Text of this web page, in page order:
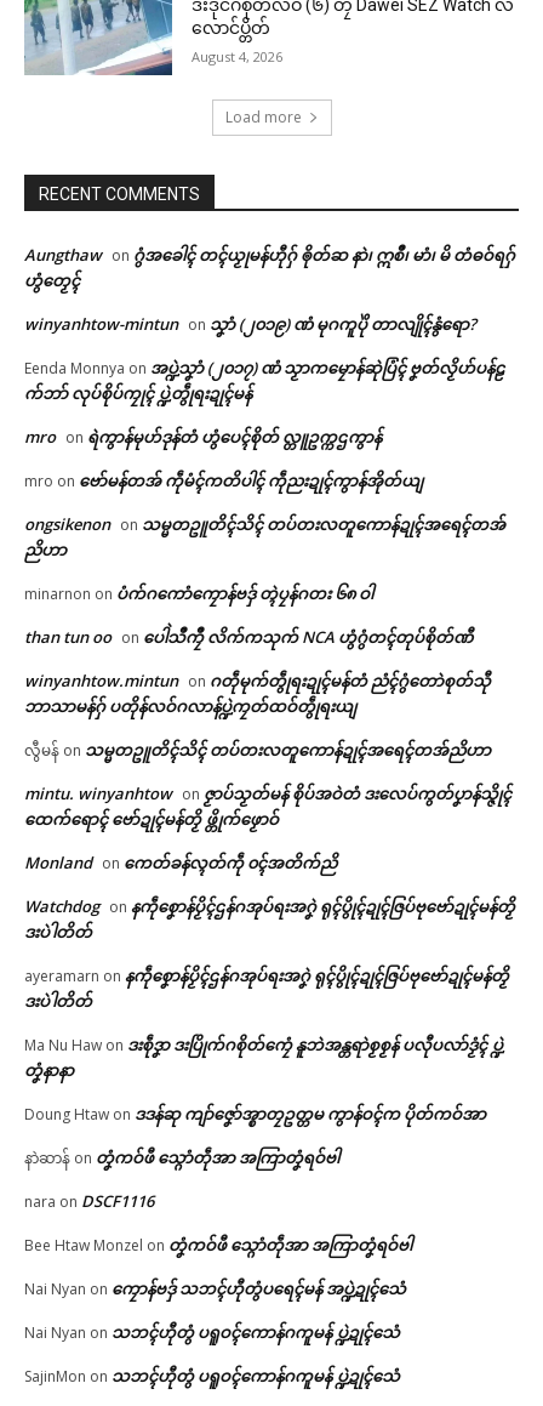
ဌာန်ပရိုၚ်ဗၠးၜးမန်
ရုဲစှ်
🏛 လညာတ်ပါ်ပဲါ
ဗွဳဒဳယဵု
Related
ဓဝ်ပတှ်ေညးဍုၚ်ကွာန် ကေုာံ ကၠ
တ်ထဝ်တွဵုရးဍုၚ်မန် ပ္ဍဲသ္ကေံတဲဒပ်
May 14, 2026
ပေဲါရုဲစှ်သ္ကိုပ်အုပ်ဓုပ်ကွာန်/အရာပ်
In "ပရိုၚ်"
ဒးဒုင်ဂစိုတ်လဝ် (၆) တၠ Dawei SEZ Watch လ
လောင်ပ္တိတ်
August 4, 2026
Load more
RECENT COMMENTS
Aungthaw on ဂွံအခေါၚ် တၚ်ယၟုမန်ဟီုဂှ် ၜိုတ်ဆ နာဲ၊ ဣစဳ၊ မာံ၊ မိ တံဓဝ်ရဂှ်
ဟွံတၟေၚ်
winyanhtow-mintun on သၞာံ (၂၀၁၉) ဏံ မုဂကူပိုဲ တာလျိုၚ်နွံရော?
Eenda Monnya on အပ္ဍဲသၞာံ (၂၀၁၇) ဏံ သၟာကမၠောန်ဆုဲပြံၚ် ဗၞတ်လၟိဟ်ပန်ဠ
က်ဘာ် လုပ်စိုပ်ကၠုၚ် ပ္ဍဲတွဵုရးဍုၚ်မန်
mro on ရဲကွာန်မုဟ်ဒုန်တံ ဟွံပေၚ်စိုတ် လ္တူဥက္ကဌကွာန်
mro on ဗော်မန်တအ် ကဵုမံၚ်ကတိပါၚ် ကဵုညးဍုၚ်ကွာန်အိုတ်ယျ
ongsikenon on သမ္မတဥူတိၚ်သိၚ် တပ်တးလတူကောန်ဍုၚ်အရေၚ်တအ်
ညိဟာ
minarnon on ပံက်ဂကောံကၠောန်ဗဒှ် တ္ၚဲပၠန်ဂတး ၆၈ ဝါ
than tun oo on ပေါဲသဳကၠဳ လိက်ကသုက် NCA ဟွံဂွံတၚ်တုပ်စိုတ်ဏီ
winyanhtow.mintun on ဂတဵုမုက်တွဵုရးဍုၚ်မန်တံ ညံၚ်ဂွံတောဲစုတ်သီု
ဘာသာမန်ဂှ် ပတိုန်လဝ်ဂလာန်ပ္ဍဲကၠတ်ထဝ်တွဵုရးယျ
လွီမန် on သမ္မတဥူတိၚ်သိၚ် တပ်တးလတူကောန်ဍုၚ်အရေၚ်တအ်ညိဟာ
mintu. winyanhtow on ဇၟာပ်သၟတ်မန် စိုပ်အဝဲတံ ဒးလေပ်ကွတ်ပၞာန်သ္ဇိုၚ်
ထေက်ရောၚ် ဗော်ဍုၚ်မန်တၟိ ဖ္တိုက်ဖၟောဝ်
Monland on ကေတ်ခန်လ္ၚတ်ကဵု ၀ၚ်အတိက်ညိ
Watchdog on နကဵုစၞောန်ပၟိၚ်ဌန်ဂအုပ်ရးအဂၞဲ ရုၚ်ပွိုၚ်ဍုၚ်ဇြပ်ဗုဗော်ဍုၚ်မန်တၟိ
ဒးပဲါတိတ်
ayeramarn on နကဵုစၞောန်ပၟိၚ်ဌန်ဂအုပ်ရးအဂၞဲ ရုၚ်ပွိုၚ်ဍုၚ်ဇြပ်ဗုဗော်ဍုၚ်မန်တၟိ
ဒးပဲါတိတ်
Ma Nu Haw on ဒးစဵုဒၞာ ဒးပြိုက်ဂစိုတ်ကၠေံ နူဘဲအန္တရာဲစၟစၟန် ပလီုပလာ်ဒၟံၚ် ပ္ဍဲ
တၞံနာနာ
Doung Htaw on ဒဒန်ဆု ကျာ်ဇၞော်အ္စာတၠဥတ္တမ ကွာန်ဝၚ်က ပိုတ်ကဝ်အာ
နာဲဆာန် on တၞံကဝ်ဖီ သ္ဂောံတဵုအာ အကြာတၞံရဝ်ဗါ
nara on DSCF1116
Bee Htaw Monzel on တၞံကဝ်ဖီ သ္ဂောံတဵုအာ အကြာတၞံရဝ်ဗါ
Nai Nyan on ကၠောန်ဗဒှ် သဘၚ်ဟီုတွံပရေၚ်မန် အပ္ဍဲဍုၚ်သေံ
Nai Nyan on သဘၚ်ဟီုတွံ ပရူဝၚ်ကောန်ဂကူမန် ပ္ဍဲဍုၚ်သေံ
SajinMon on သဘၚ်ဟီုတွံ ပရူဝၚ်ကောန်ဂကူမန် ပ္ဍဲဍုၚ်သေံ